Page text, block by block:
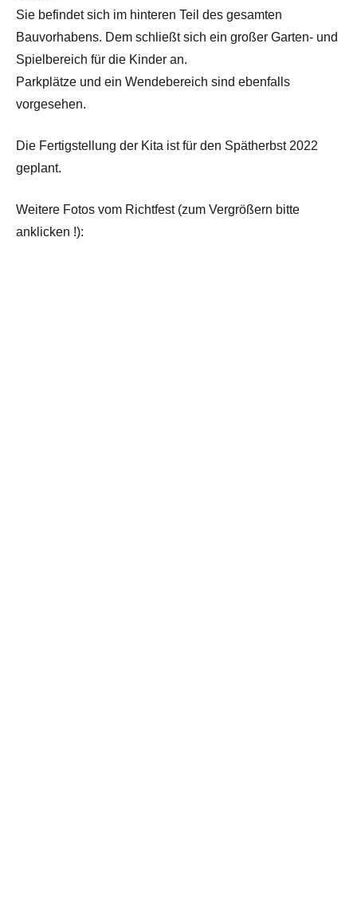
Sie befindet sich im hinteren Teil des gesamten
Bauvorhabens. Dem schließt sich ein großer Garten- und
Spielbereich für die Kinder an.
Parkplätze und ein Wendebereich sind ebenfalls
vorgesehen.
Die Fertigstellung der Kita ist für den Spätherbst 2022
geplant.
Weitere Fotos vom Richtfest (zum Vergrößern bitte
anklicken !):